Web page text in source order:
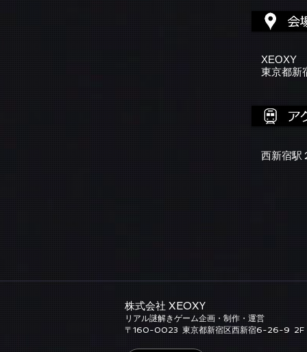
XEOXY
東京都新
西新宿駅
株式会社 XEOXY​
リアル謎解きゲーム企画・制作・運営
​〒160-0023 東京都新宿区西新宿6-26-9 2F